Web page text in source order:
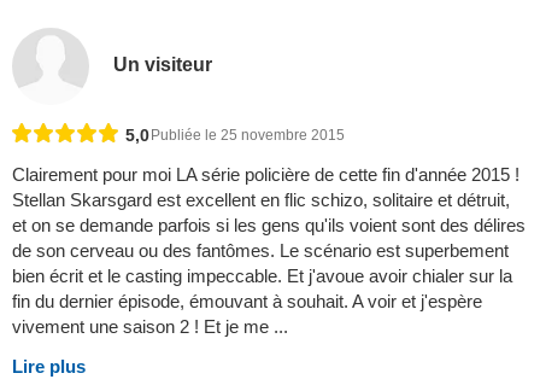
Un visiteur
5,0 Publiée le 25 novembre 2015
Clairement pour moi LA série policière de cette fin d'année 2015 !
Stellan Skarsgard est excellent en flic schizo, solitaire et détruit,
et on se demande parfois si les gens qu'ils voient sont des délires
de son cerveau ou des fantômes. Le scénario est superbement
bien écrit et le casting impeccable. Et j'avoue avoir chialer sur la
fin du dernier épisode, émouvant à souhait. A voir et j'espère
vivement une saison 2 ! Et je me ...
Lire plus